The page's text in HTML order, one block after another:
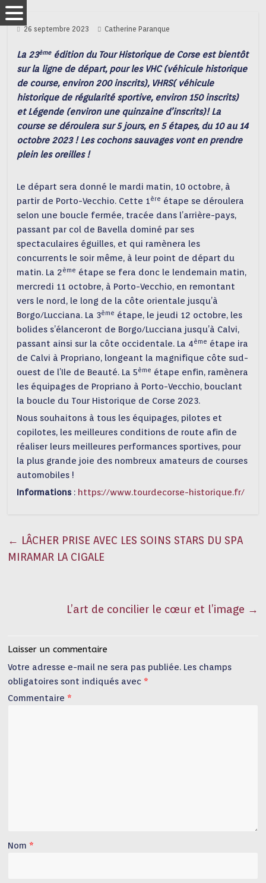
26 septembre 2023 Catherine Paranque
La 23èmeédition du Tour Historique de Corse est bientôt
sur la ligne de départ, pour les VHC (véhicule historique
de course, environ 200 inscrits), VHRS( véhicule
historique de régularité sportive, environ 150 inscrits)
et Légende (environ une quinzaine d’inscrits)! La
course se déroulera sur 5 jours, en 5 étapes, du 10 au 14
octobre 2023 ! Les cochons sauvages vont en prendre
plein les oreilles !
Le départ sera donné le mardi matin, 10 octobre, à
partir de Porto-Vecchio. Cette 1ère étape se déroulera
selon une boucle fermée, tracée dans l’arrière-pays,
passant par col de Bavella dominé par ses
spectaculaires éguilles, et qui ramènera les
concurrents le soir même, à leur point de départ du
matin. La 2ème étape se fera donc le lendemain matin,
mercredi 11 octobre, à Porto-Vecchio, en remontant
vers le nord, le long de la côte orientale jusqu’à
Borgo/Lucciana. La 3ème étape, le jeudi 12 octobre, les
bolides s’élanceront de Borgo/Lucciana jusqu’à Calvi,
passant ainsi sur la côte occidentale. La 4ème étape ira
de Calvi à Propriano, longeant la magnifique côte sud-
ouest de l’Ile de Beauté. La 5ème étape enfin, ramènera
les équipages de Propriano à Porto-Vecchio, bouclant
la boucle du Tour Historique de Corse 2023.
Nous souhaitons à tous les équipages, pilotes et
copilotes, les meilleures conditions de route afin de
réaliser leurs meilleures performances sportives, pour
la plus grande joie des nombreux amateurs de courses
automobiles !
Informations : https://www.tourdecorse-historique.fr/
← LÂCHER PRISE AVEC LES SOINS STARS DU SPA
MIRAMAR LA CIGALE
L’art de concilier le cœur et l’image →
Laisser un commentaire
Votre adresse e-mail ne sera pas publiée. Les champs
obligatoires sont indiqués avec *
Commentaire *
Nom *